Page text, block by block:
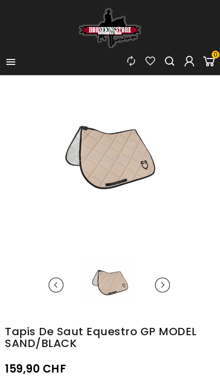

0


Tapis De Saut Equestro GP MODEL
SAND/BLACK
159,90 CHF